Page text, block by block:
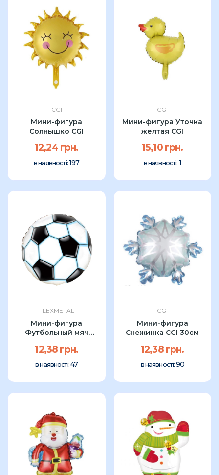
CGI
Мини-фигура
Солнышко CGI
12,24 грн.
в наявності:197
CGI
Мини-фигура Уточка
желтая CGI
15,10 грн.
в наявності: 1
FLEXMETAL
Мини-фигура
Футбольный мяч
12,38 грн.
в наявності:47
CGI
Мини-фигура
Снежинка CGI 30см
12,38 грн.
в наявності: 90